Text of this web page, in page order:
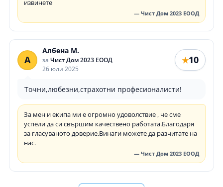
извинете
— Чист Дом 2023 ЕООД
А
Албена М.
за Чист Дом 2023 ЕООД
26 юли 2025
★10
Точни,любезни,страхотни професионалисти!
За мен и екипа ми е огромно удоволствие , че сме
успели да си свършим качествено работата.Благодаря
за гласуваното доверие.Винаги можете да разчитате на
нас.
— Чист Дом 2023 ЕООД